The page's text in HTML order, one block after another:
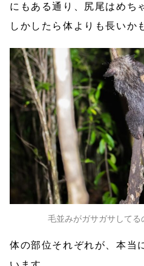
にもある通り、尻尾はめち
しかしたら体よりも長いか
毛並みがガサガサして
体の部位それぞれが、本当